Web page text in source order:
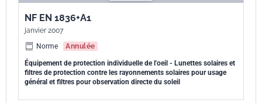
NF EN 1836+A1
janvier 2007
Norme
Annulée
Équipement de protection individuelle de l'oeil - Lunettes solaires et
filtres de protection contre les rayonnements solaires pour usage
général et filtres pour observation directe du soleil